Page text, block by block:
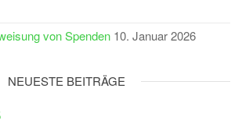
von Spenden 10. Januar 2026
NEUESTE BEITRÄGE